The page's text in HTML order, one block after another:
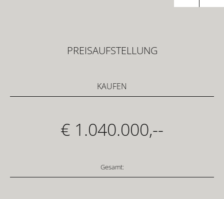
PREISAUFSTELLUNG
KAUFEN
Gesamt:
€ 1.040.000,--